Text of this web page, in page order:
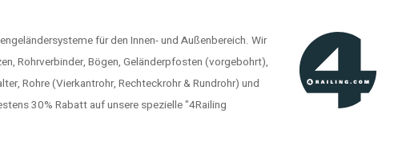
für den Innen- und Außenbereich. Wir
Rohrverbinder, Bögen, Geländerpfosten (vorgebohrt),
Rohre (Vierkantrohr, Rechteckrohr & Rundrohr) und
30% Rabatt auf unsere spezielle "4Railing